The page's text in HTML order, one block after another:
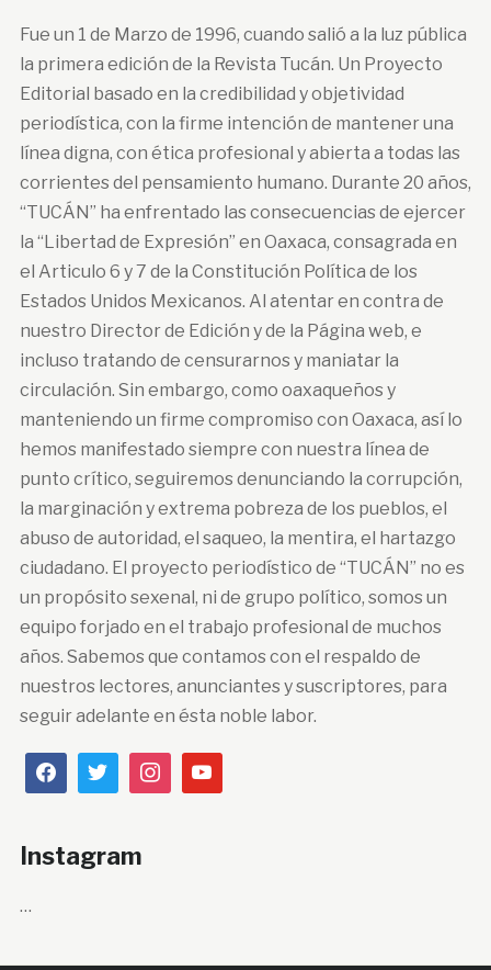
Fue un 1 de Marzo de 1996, cuando salió a la luz pública
la primera edición de la Revista Tucán. Un Proyecto
Editorial basado en la credibilidad y objetividad
periodística, con la firme intención de mantener una
línea digna, con ética profesional y abierta a todas las
corrientes del pensamiento humano. Durante 20 años,
“TUCÁN” ha enfrentado las consecuencias de ejercer
la “Libertad de Expresión” en Oaxaca, consagrada en
el Articulo 6 y 7 de la Constitución Política de los
Estados Unidos Mexicanos. Al atentar en contra de
nuestro Director de Edición y de la Página web, e
incluso tratando de censurarnos y maniatar la
circulación. Sin embargo, como oaxaqueños y
manteniendo un firme compromiso con Oaxaca, así lo
hemos manifestado siempre con nuestra línea de
punto crítico, seguiremos denunciando la corrupción,
la marginación y extrema pobreza de los pueblos, el
abuso de autoridad, el saqueo, la mentira, el hartazgo
ciudadano. El proyecto periodístico de “TUCÁN” no es
un propósito sexenal, ni de grupo político, somos un
equipo forjado en el trabajo profesional de muchos
años. Sabemos que contamos con el respaldo de
nuestros lectores, anunciantes y suscriptores, para
seguir adelante en ésta noble labor.
Instagram
…